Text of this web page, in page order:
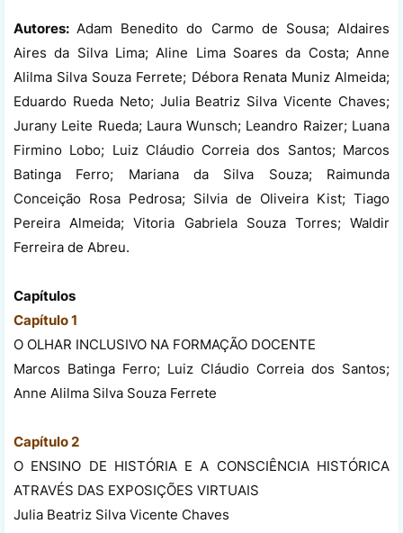
Autores:Adam Benedito do Carmo de Sousa; Aldaires
Aires da Silva Lima; Aline Lima Soares da Costa; Anne
Alilma Silva Souza Ferrete; Débora Renata Muniz Almeida;
Eduardo Rueda Neto; Julia Beatriz Silva Vicente Chaves;
Jurany Leite Rueda; Laura Wunsch; Leandro Raizer; Luana
Firmino Lobo; Luiz Cláudio Correia dos Santos; Marcos
Batinga Ferro; Mariana da Silva Souza; Raimunda
Conceição Rosa Pedrosa; Silvia de Oliveira Kist; Tiago
Pereira Almeida; Vitoria Gabriela Souza Torres; Waldir
Ferreira de Abreu.
Capítulos
Capítulo 1
O OLHAR INCLUSIVO NA FORMAÇÃO DOCENTE
Marcos Batinga Ferro; Luiz Cláudio Correia dos Santos;
Anne Alilma Silva Souza Ferrete
Capítulo 2
O ENSINO DE HISTÓRIA E A CONSCIÊNCIA HISTÓRICA
ATRAVÉS DAS EXPOSIÇÕES VIRTUAIS
Julia Beatriz Silva Vicente Chaves